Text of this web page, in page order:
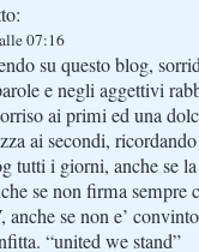
07:16
su questo blog,
e negli aggettivi
ai primi ed una
ai secondi,
tutti i giorni, anche se
se non firma sempre
anche se non e’
“united we stand”